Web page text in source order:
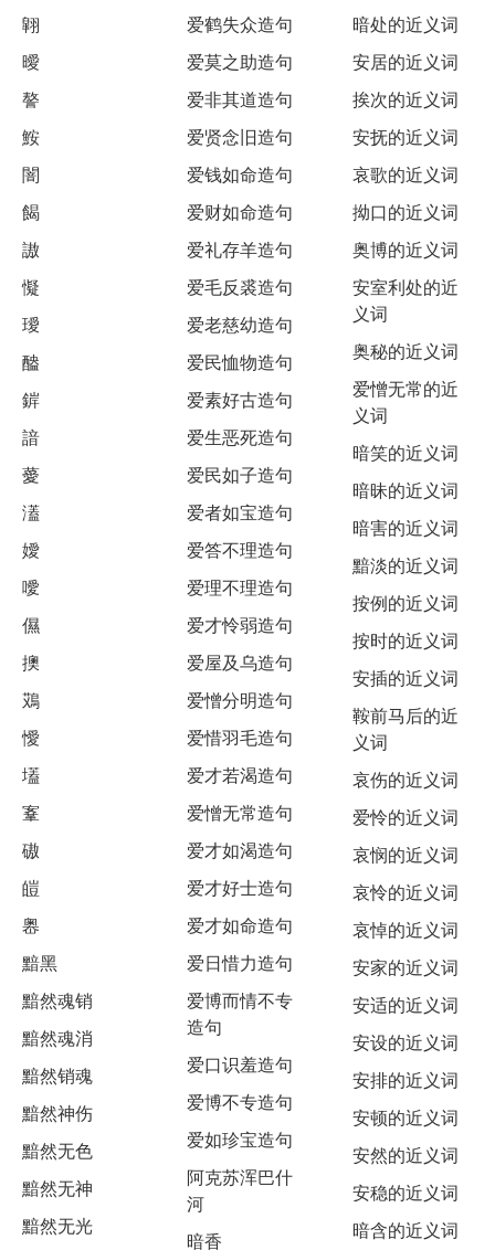
翶
曖
謷
鮟
闇
餲
謸
懝
璦
醠
錌
諳
薆
濭
嬡
噯
儑
擙
鴱
懓
壒
鞌
磝
皚
嶴
黯黑
黯然魂销
黯然魂消
黯然销魂
黯然神伤
黯然无色
黯然无神
黯然无光
爱鹤失众造句
爱莫之助造句
爱非其道造句
爱贤念旧造句
爱钱如命造句
爱财如命造句
爱礼存羊造句
爱毛反裘造句
爱老慈幼造句
爱民恤物造句
爱素好古造句
爱生恶死造句
爱民如子造句
爱者如宝造句
爱答不理造句
爱理不理造句
爱才怜弱造句
爱屋及乌造句
爱憎分明造句
爱惜羽毛造句
爱才若渴造句
爱憎无常造句
爱才如渴造句
爱才好士造句
爱才如命造句
爱日惜力造句
爱博而情不专
造句
爱口识羞造句
爱博不专造句
爱如珍宝造句
阿克苏浑巴什
河
暗香
暗处的近义词
安居的近义词
挨次的近义词
安抚的近义词
哀歌的近义词
拗口的近义词
奥博的近义词
安室利处的近
义词
奥秘的近义词
爱憎无常的近
义词
暗笑的近义词
暗昧的近义词
暗害的近义词
黯淡的近义词
按例的近义词
按时的近义词
安插的近义词
鞍前马后的近
义词
哀伤的近义词
爱怜的近义词
哀悯的近义词
哀怜的近义词
哀悼的近义词
安家的近义词
安适的近义词
安设的近义词
安排的近义词
安顿的近义词
安然的近义词
安稳的近义词
暗含的近义词